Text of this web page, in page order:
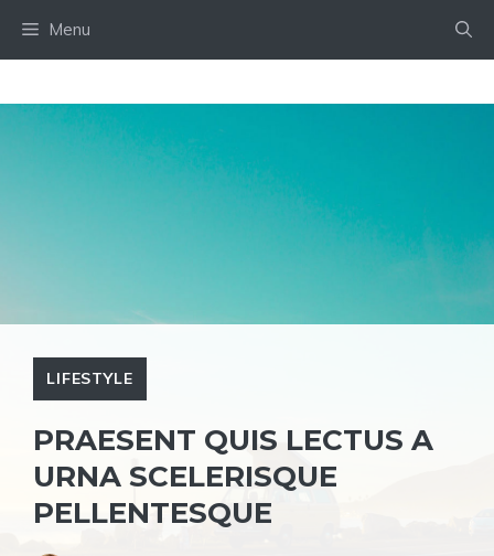
Menu
LIFESTYLE
PRAESENT QUIS LECTUS A
URNA SCELERISQUE
PELLENTESQUE